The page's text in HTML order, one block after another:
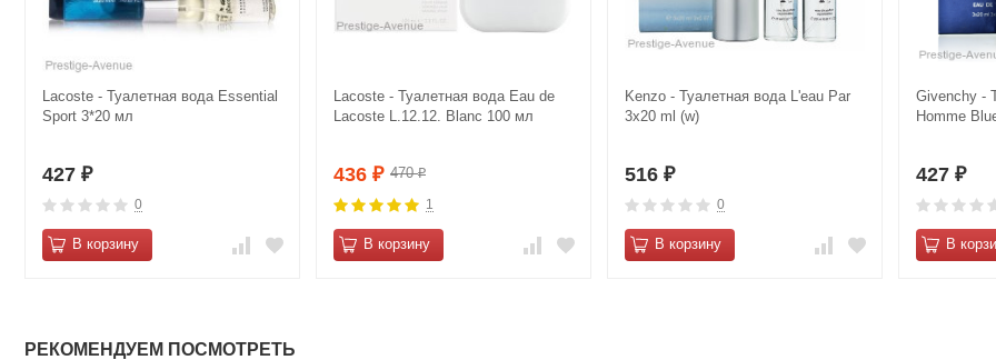
Lacoste - Туалетная вода Essential
Sport 3*20 мл
427 ₽
0
В корзину
Lacoste - Туалетная вода Eau de
Lacoste L.12.12. Blanc 100 мл
436 ₽ 470₽
1
В корзину
Kenzo - Туалетная вода L'eau Par
3х20 ml (w)
516 ₽
0
В корзину
Givenchy -
Homme
427 ₽
В
РЕКОМЕНДУЕМ ПОСМОТРЕТЬ